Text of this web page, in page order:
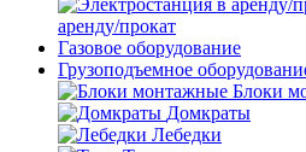
аренду/прокат
Газовое оборудование
Грузоподъемное
Блоки
Домкраты
Лебедки